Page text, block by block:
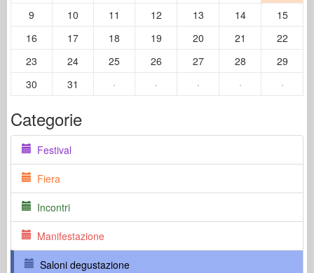
9 10 11 12 13 14
15
16
17 18 19 20 21
22
23
24 25 26 27 28
29
30
31 · · · · ·
Categorie
Festival
Fiera
Incontri
Manifestazione
Saloni degustazione